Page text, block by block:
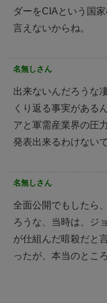
ダーをCIAという国
言えないからね。
名無しさん
出来ないんだろうな
くり返る事実がある
アと軍需産業界の圧
発表出来るわけない
名無しさん
全面公開でもしたら
ろうな、当時は、ジ
が仕組んだ暗殺だと
ったが、本当のとこ